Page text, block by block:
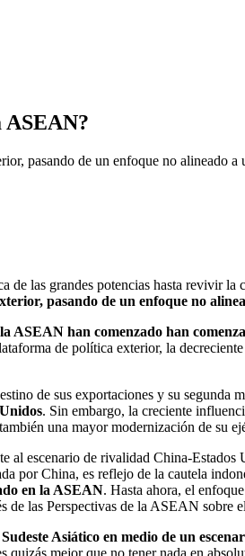
ASEAN?
pasando de un enfoque no alineado a
de las grandes potencias hasta revivir
pasando de un enfoque no
la ASEAN han comenzado han
de política exterior, la
de sus exportaciones y su segunda
. Sin embargo, la creciente
una mayor modernización de su
al escenario de rivalidad China-Estados
por China, es reflejo de la cautela
en la ASEAN. Hasta ahora, el
de las Perspectivas de la ASEAN sobre
Asiático en medio de un
mejor que no tener nada en